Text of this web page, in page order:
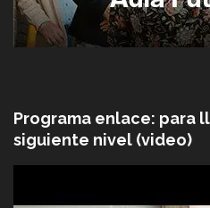
Programa enlace: para
siguiente nivel (video)